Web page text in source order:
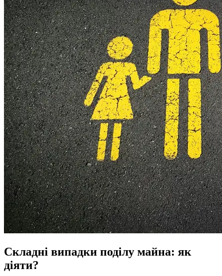
Складні випадки поділу майна: як
діяти?